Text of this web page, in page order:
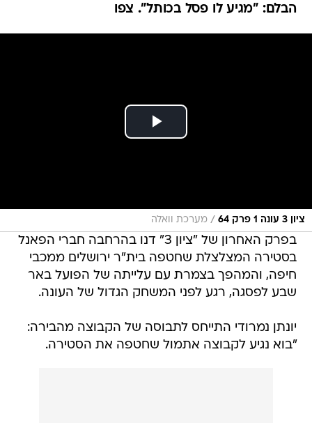
הבלם: "מגיע לו פסל בכותל". צפו
ציון 3 עונה 1 פרק 64 / מערכת וואלה
בפרק האחרון של "ציון 3" דנו בהרחבה חברי הפאנל
בסטירה המצלצלת שחטפה בית"ר ירושלים ממכבי
חיפה, והמהפך בצמרת עם עלייתה של הפועל באר
שבע לפסגה, רגע לפני המשחק הגדול של העונה.
יונתן נמרודי התייחס לתבוסה של הקבוצה מהבירה:
"בוא נגיע לקבוצה אתמול שחטפה את הסטירה.